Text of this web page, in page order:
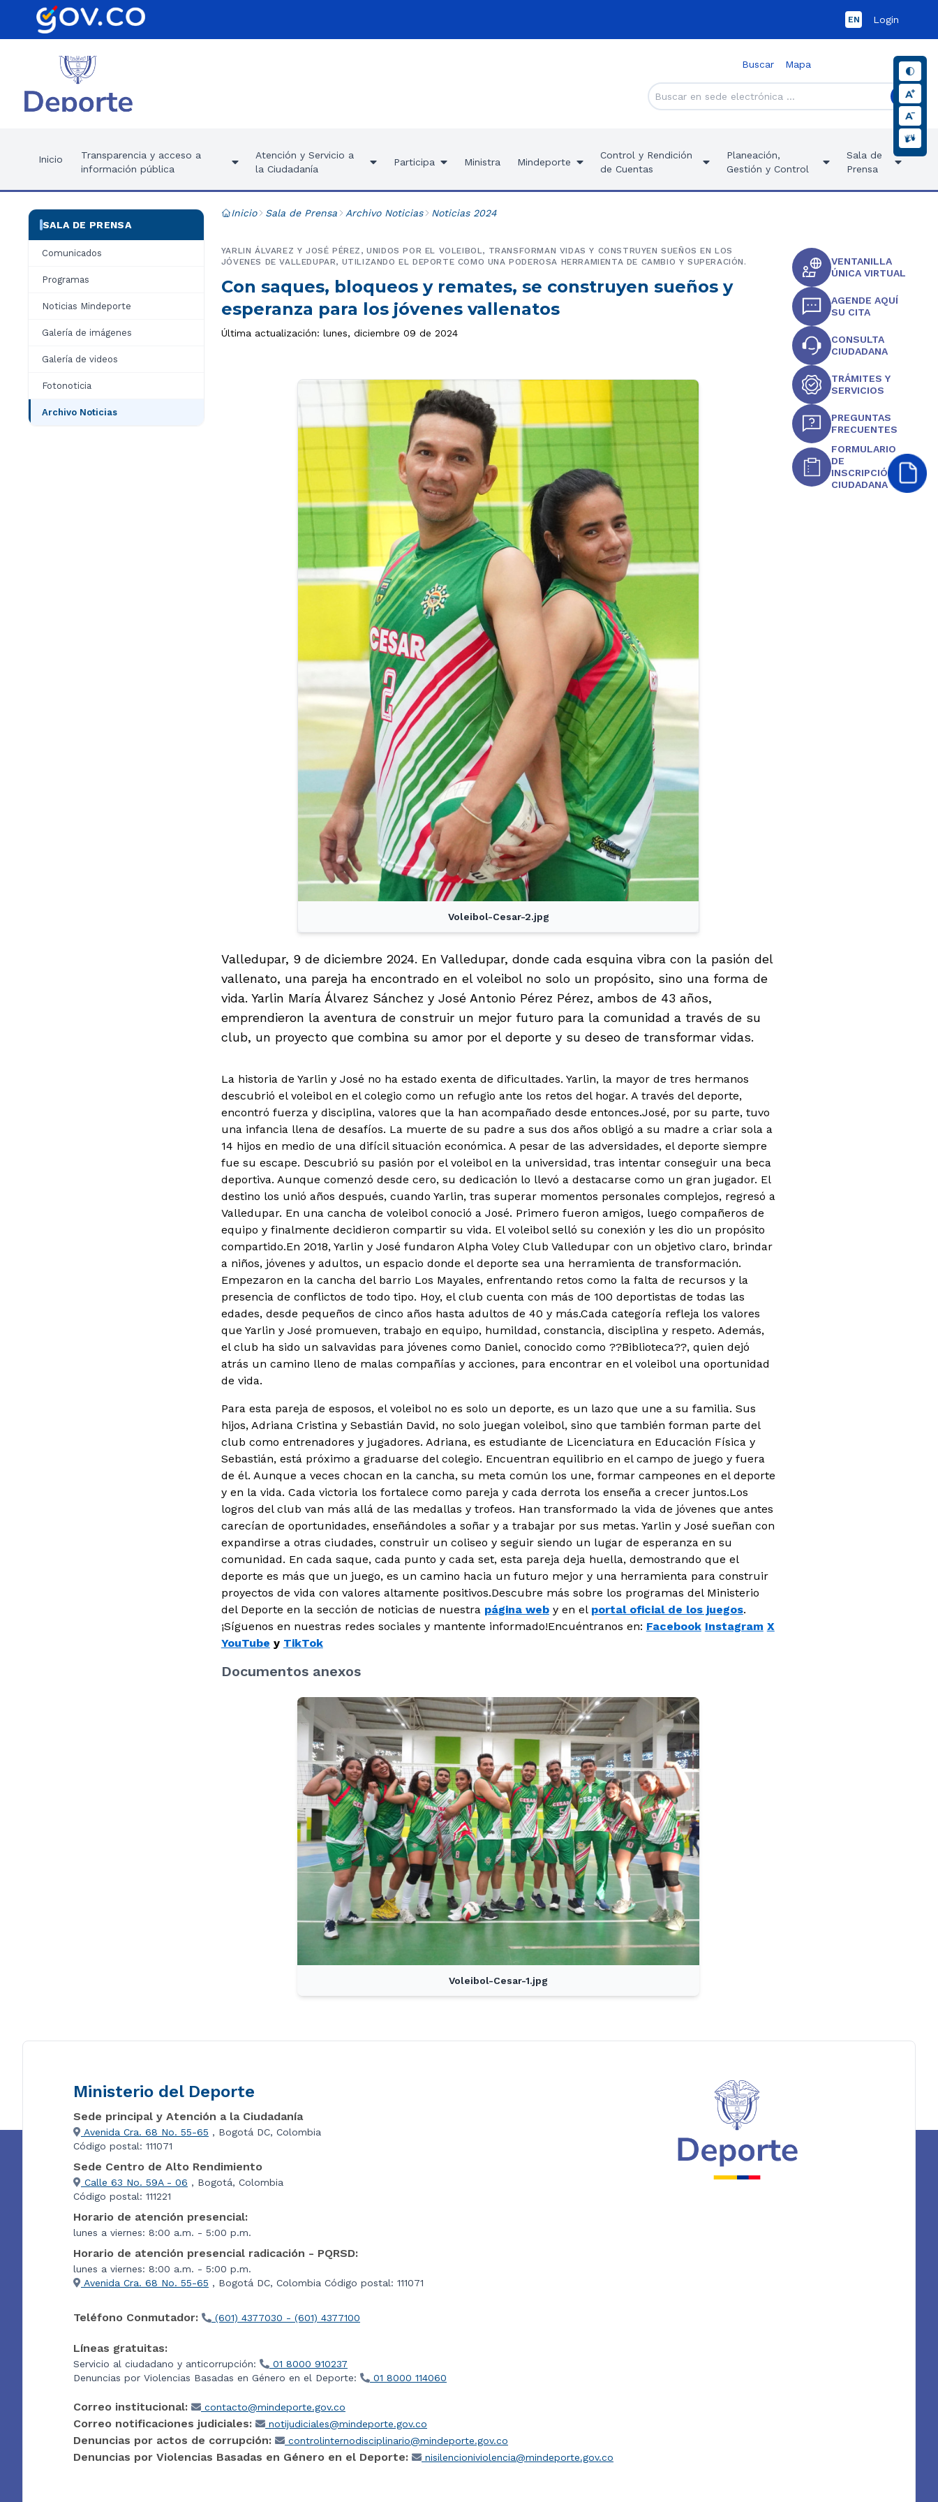
EN Login
Buscar Mapa
Inicio
Transparencia y acceso a
información pública
Atención y Servicio a
la Ciudadanía
Participa Ministra Mindeporte
Control y Rendición
de Cuentas
Planeación,
Gestión y Control
Sala de
Prensa
SALA DE PRENSA
Comunicados
Programas
Noticias Mindeporte
Galería de imágenes
Galería de videos
Fotonoticia
Archivo Noticias
Inicio Sala de Prensa Archivo Noticias Noticias 2024
Con saques, bloqueos y remates, se construyen sueños y
esperanza para los jóvenes vallenatos
YARLIN ÁLVAREZ Y JOSÉ PÉREZ, UNIDOS POR EL VOLEIBOL, TRANSFORMAN VIDAS Y CONSTRUYEN SUEÑOS EN LOS
JÓVENES DE VALLEDUPAR, UTILIZANDO EL DEPORTE COMO UNA PODEROSA HERRAMIENTA DE CAMBIO Y SUPERACIÓN.
Última actualización: lunes, diciembre 09 de 2024
Voleibol-Cesar-2.jpg
Valledupar, 9 de diciembre 2024. En Valledupar, donde cada esquina vibra con la pasión del
vallenato, una pareja ha encontrado en el voleibol no solo un propósito, sino una forma de
vida. Yarlin María Álvarez Sánchez y José Antonio Pérez Pérez, ambos de 43 años,
emprendieron la aventura de construir un mejor futuro para la comunidad a través de su
club, un proyecto que combina su amor por el deporte y su deseo de transformar vidas.
La historia de Yarlin y José no ha estado exenta de dificultades. Yarlin, la mayor de tres hermanos
descubrió el voleibol en el colegio como un refugio ante los retos del hogar. A través del deporte,
encontró fuerza y disciplina, valores que la han acompañado desde entonces.José, por su parte, tuvo
una infancia llena de desafíos. La muerte de su padre a sus dos años obligó a su madre a criar sola a
14 hijos en medio de una difícil situación económica. A pesar de las adversidades, el deporte siempre
fue su escape. Descubrió su pasión por el voleibol en la universidad, tras intentar conseguir una beca
deportiva. Aunque comenzó desde cero, su dedicación lo llevó a destacarse como un gran jugador. El
destino los unió años después, cuando Yarlin, tras superar momentos personales complejos, regresó a
Valledupar. En una cancha de voleibol conoció a José. Primero fueron amigos, luego compañeros de
equipo y finalmente decidieron compartir su vida. El voleibol selló su conexión y les dio un propósito
compartido.En 2018, Yarlin y José fundaron Alpha Voley Club Valledupar con un objetivo claro, brindar
a niños, jóvenes y adultos, un espacio donde el deporte sea una herramienta de transformación.
Empezaron en la cancha del barrio Los Mayales, enfrentando retos como la falta de recursos y la
presencia de conflictos de todo tipo. Hoy, el club cuenta con más de 100 deportistas de todas las
edades, desde pequeños de cinco años hasta adultos de 40 y más.Cada categoría refleja los valores
que Yarlin y José promueven, trabajo en equipo, humildad, constancia, disciplina y respeto. Además,
el club ha sido un salvavidas para jóvenes como Daniel, conocido como ??Biblioteca??, quien dejó
atrás un camino lleno de malas compañías y acciones, para encontrar en el voleibol una oportunidad
de vida.
Para esta pareja de esposos, el voleibol no es solo un deporte, es un lazo que une a su familia. Sus
hijos, Adriana Cristina y Sebastián David, no solo juegan voleibol, sino que también forman parte del
club como entrenadores y jugadores. Adriana, es estudiante de Licenciatura en Educación Física y
Sebastián, está próximo a graduarse del colegio. Encuentran equilibrio en el campo de juego y fuera
de él. Aunque a veces chocan en la cancha, su meta común los une, formar campeones en el deporte
y en la vida. Cada victoria los fortalece como pareja y cada derrota los enseña a crecer juntos.Los
logros del club van más allá de las medallas y trofeos. Han transformado la vida de jóvenes que antes
carecían de oportunidades, enseñándoles a soñar y a trabajar por sus metas. Yarlin y José sueñan con
expandirse a otras ciudades, construir un coliseo y seguir siendo un lugar de esperanza en su
comunidad. En cada saque, cada punto y cada set, esta pareja deja huella, demostrando que el
deporte es más que un juego, es un camino hacia un futuro mejor y una herramienta para construir
proyectos de vida con valores altamente positivos.Descubre más sobre los programas del Ministerio
del Deporte en la sección de noticias de nuestra página weby en el portal oficial de los juegos.
¡Síguenos en nuestras redes sociales y mantente informado!Encuéntranos en: Facebook Instagram X
YouTube y TikTok
Documentos anexos
Voleibol-Cesar-1.jpg
VENTANILLA
ÚNICA VIRTUAL
AGENDE AQUÍ
SU CITA
CONSULTA
CIUDADANA
TRÁMITES Y
SERVICIOS
PREGUNTAS
FRECUENTES
FORMULARIO
DE
INSCRIPCIÓN
CIUDADANA
Ministerio del Deporte
Sede principal y Atención a la Ciudadanía
Avenida Cra. 68 No. 55-65 , Bogotá DC, Colombia
Código postal: 111071
Sede Centro de Alto Rendimiento
Calle 63 No. 59A - 06 , Bogotá, Colombia
Código postal: 111221
Horario de atención presencial:
lunes a viernes: 8:00 a.m. - 5:00 p.m.
Horario de atención presencial radicación - PQRSD:
lunes a viernes: 8:00 a.m. - 5:00 p.m.
Avenida Cra. 68 No. 55-65 , Bogotá DC, Colombia Código postal: 111071
Teléfono Conmutador: (601) 4377030 - (601) 4377100
Líneas gratuitas:
Servicio al ciudadano y anticorrupción:
01 8000 910237
Denuncias por Violencias Basadas en Género en el Deporte:
01 8000 114060
Correo institucional: contacto@mindeporte.gov.co
Correo notificaciones judiciales: notijudiciales@mindeporte.gov.co
Denuncias por actos de corrupción: controlinternodisciplinario@mindeporte.gov.co
Denuncias por Violencias Basadas en Género en el Deporte: nisilencioniviolencia@mindeporte.gov.co